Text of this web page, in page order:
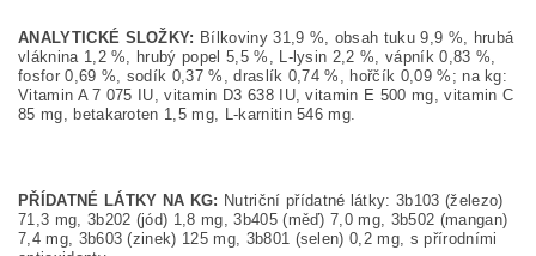
ANALYTICKÉ SLOŽKY: Bílkoviny 31,9 %, obsah tuku 9,9 %, hrubá
vláknina 1,2 %, hrubý popel 5,5 %, L-lysin 2,2 %, vápník 0,83 %,
fosfor 0,69 %, sodík 0,37 %, draslík 0,74 %, hořčík 0,09 %; na kg:
Vitamin A 7 075 IU, vitamin D3 638 IU, vitamin E 500 mg, vitamin C
85 mg, betakaroten 1,5 mg, L-karnitin 546 mg.
PŘÍDATNÉ LÁTKY NA KG: Nutriční přídatné látky: 3b103 (železo)
71,3 mg, 3b202 (jód) 1,8 mg, 3b405 (měď) 7,0 mg, 3b502 (mangan)
7,4 mg, 3b603 (zinek) 125 mg, 3b801 (selen) 0,2 mg, s přírodními